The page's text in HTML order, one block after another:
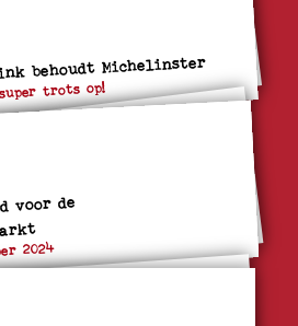
behoudt Michelinster
trots op!
voor de
2024